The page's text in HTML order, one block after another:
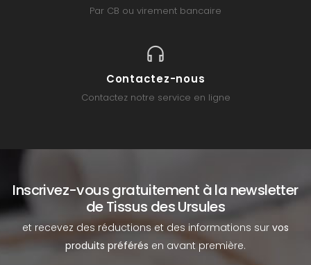
Par CB ou virement bancaire
Contactez-nous
Contactez notre service en ligne
Inscrivez-vous gratuitement à la newsletter
de Tissus des Ursules
et recevez des réductions et des informations sur vos
produits préférés en avant première.